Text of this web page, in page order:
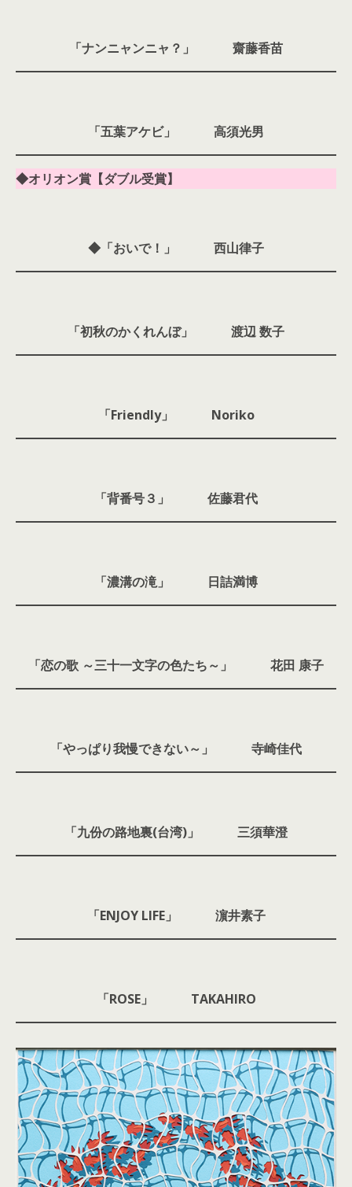
「ナンニャンニャ？」 齋藤香苗
「五葉アケビ」 高須光男
◆オリオン賞【ダブル受賞】
◆「おいで！」 西山律子
「初秋のかくれんぼ」 渡辺 数子
「Friendly」 Noriko
「背番号３」 佐藤君代
「濃溝の滝」 日詰満博
「恋の歌 ～三十一文字の色たち～」 花田 康子
「やっぱり我慢できない～」 寺崎佳代
「九份の路地裏(台湾)」 三須華澄
「ENJOY LIFE」 濵井素子
「ROSE」 TAKAHIRO